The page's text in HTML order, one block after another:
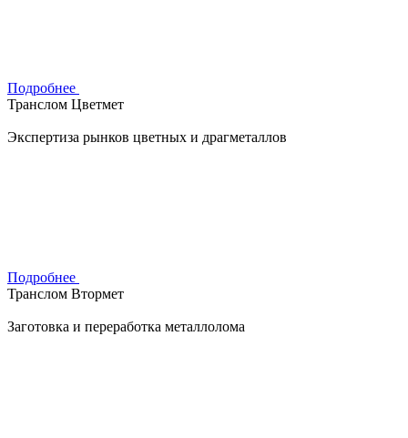
Подробнее
Транслом Цветмет
Экспертиза рынков цветных и драгметаллов
Подробнее
Транслом Втормет
Заготовка и переработка металлолома